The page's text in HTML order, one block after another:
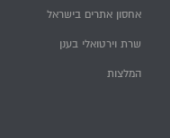
אחסון אתרים בישראל
שרת וירטואלי בענן
המלצות